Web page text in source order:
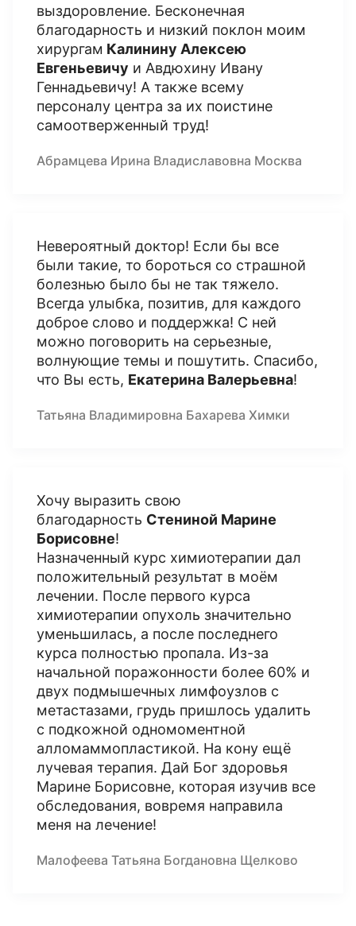
выздоровление. Бесконечная
благодарность и низкий поклон моим
хирургам Калинину Алексею
Евгеньевичу и Авдюхину Ивану
Геннадьевичу! А также всему
персоналу центра за их поистине
самоотверженный труд!
Абрамцева Ирина Владиславовна Москва
Невероятный доктор! Если бы все
были такие, то бороться со страшной
болезнью было бы не так тяжело.
Всегда улыбка, позитив, для каждого
доброе слово и поддержка! С ней
можно поговорить на серьезные,
волнующие темы и пошутить. Спасибо,
что Вы есть, Екатерина Валерьевна!
Татьяна Владимировна Бахарева Химки
Хочу выразить свою
благодарность Стениной Марине
Борисовне!
Назначенный курс химиотерапии дал
положительный результат в моём
лечении. После первого курса
химиотерапии опухоль значительно
уменьшилась, а после последнего
курса полностью пропала. Из-за
начальной поражонности более 60% и
двух подмышечных лимфоузлов с
метастазами, грудь пришлось удалить
с подкожной одномоментной
алломаммопластикой. На кону ещё
лучевая терапия. Дай Бог здоровья
Марине Борисовне, которая изучив все
обследования, вовремя направила
меня на лечение!
Малофеева Татьяна Богдановна Щелково